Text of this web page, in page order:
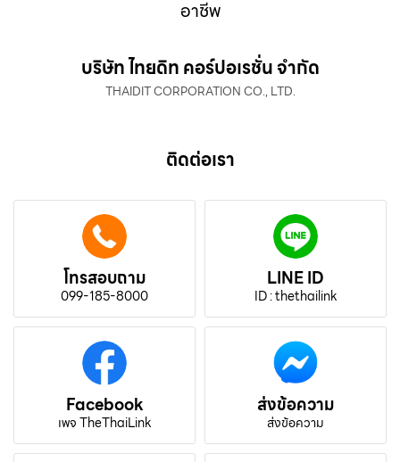
อาชีพ
บริษัท ไทยดิท คอร์ปอเรชั่น จำกัด
THAIDIT CORPORATION CO., LTD.
ติดต่อเรา
โทรสอบถาม
099-185-8000
LINE ID
ID : thethailink
Facebook
เพจ TheThaiLink
ส่งข้อความ
ส่งข้อความ